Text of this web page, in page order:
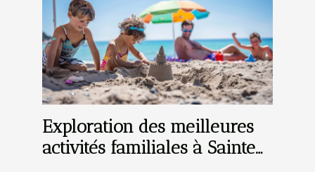
Exploration des meilleures
activités familiales à Sainte